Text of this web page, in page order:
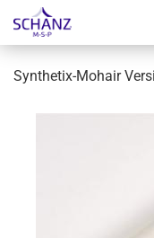
Synthetix-Mohair